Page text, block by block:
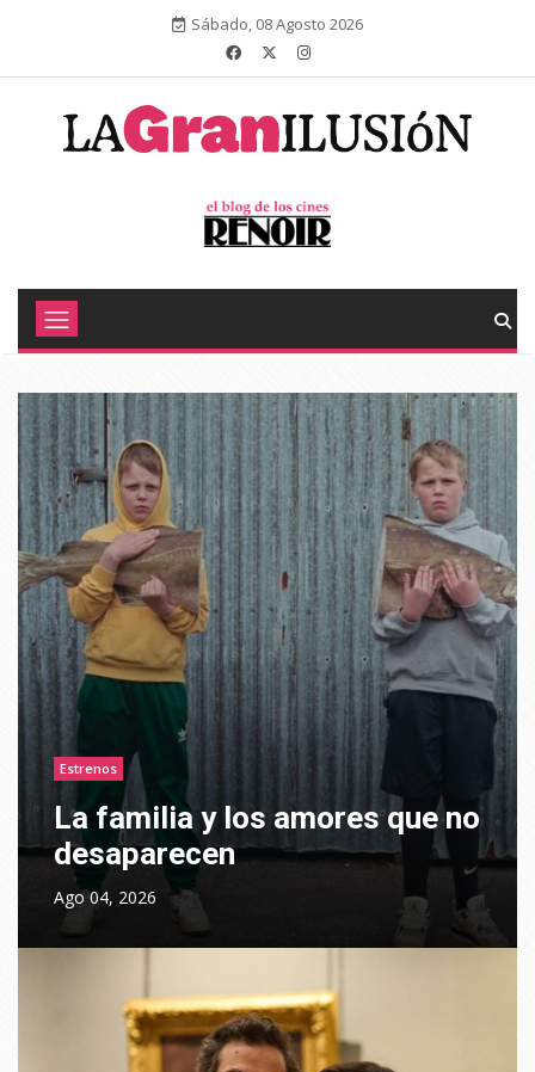
Sábado, 08 Agosto 2026
Estrenos
La familia y los amores que no
desaparecen
Ago 04, 2026